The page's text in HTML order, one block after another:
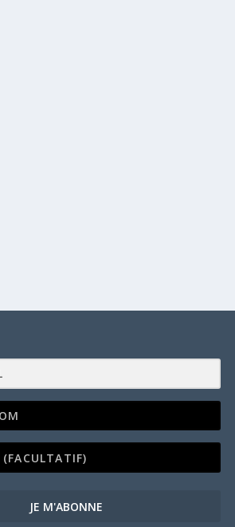
JE M'ABONNE